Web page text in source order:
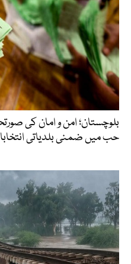
بلوچستان؛ امن و امان کی
حب میں ضمنی بلدیاتی